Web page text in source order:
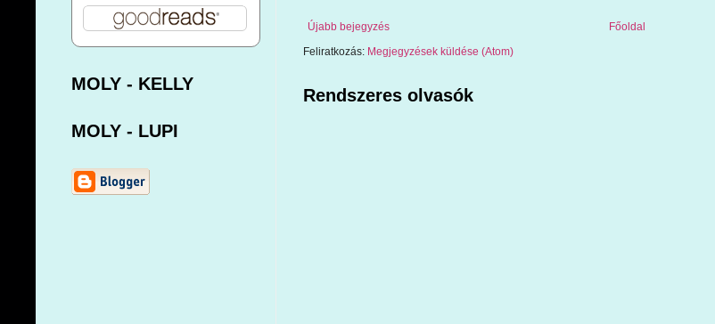
Újabb bejegyzés
Főoldal
Feliratkozás: Megjegyzések küldése (Atom)
Rendszeres olvasók
MOLY - KELLY
MOLY - LUPI